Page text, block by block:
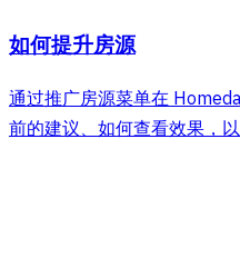
如何提升房源
通过推广房源菜单在
前的建议、如何查看效果，